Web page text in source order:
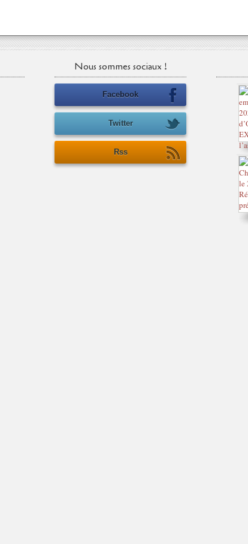
Nous sommes sociaux !
Facebook
Twitter
Rss